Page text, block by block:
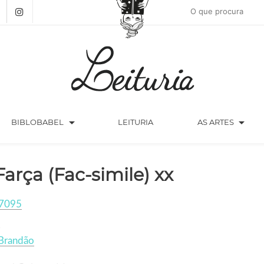
BIBLOBABEL arrow_drop_down LEITURIA AS ARTES arrow_drop_down
(Fac-simile) xx